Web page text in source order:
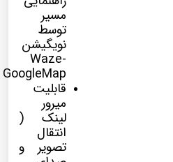
مسیر
توسط
نویگیشن
Waze-
GoogleMap
قابلیت
میرور
لینک (
انتقال
تصویر و